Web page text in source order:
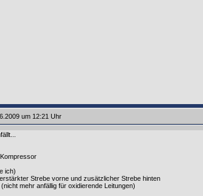
um 12:21 Uhr
ich)
Strebe vorne und zusätzlicher Strebe hinten
mehr anfällig für oxidierende Leitungen)